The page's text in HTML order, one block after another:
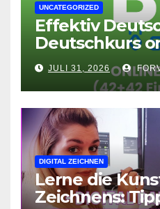
UNCATEGORIZED
Effektiv
Deutschkurs
JULI 31, 2026
DIGITAL ZEICHNEN
Lerne die
Zeichnens: